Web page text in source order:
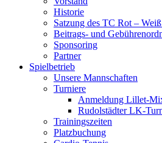
Historie
Satzung des TC Rot –
Beitrags- und
Sponsoring
Partner
Spielbetrieb
Unsere Mannschaften
Turniere
Anmeldung Lillet-
Rudolstädter LK-
Trainingszeiten
Platzbuchung